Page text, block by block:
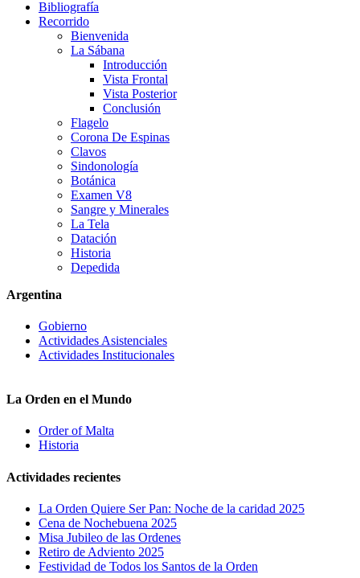
Bibliografía
Recorrido
Bienvenida
La Sábana
Introducción
Vista Frontal
Vista Posterior
Conclusión
Flagelo
Corona De Espinas
Clavos
Sindonología
Botánica
Examen V8
Sangre y Minerales
La Tela
Datación
Historia
Depedida
Argentina
Gobierno
Actividades Asistenciales
Actividades Institucionales
La Orden en el Mundo
Order of Malta
Historia
Actividades recientes
La Orden Quiere Ser Pan: Noche de la caridad 2025
Cena de Nochebuena 2025
Misa Jubileo de las Ordenes
Retiro de Adviento 2025
Festividad de Todos los Santos de la Orden